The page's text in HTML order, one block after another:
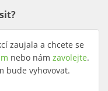
zaujala a chcete se
nebo nám zavolejte.
bude vyhovovat.